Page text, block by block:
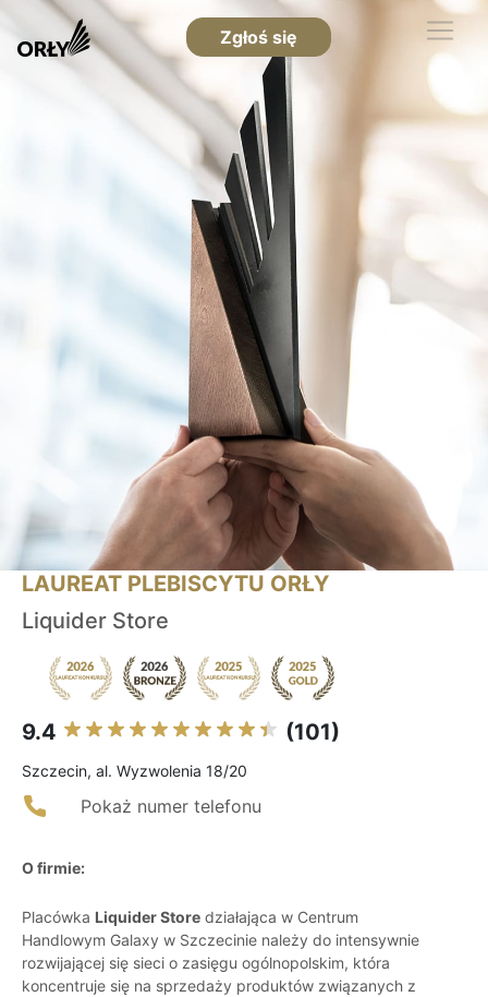
Zgłoś się
LAUREAT PLEBISCYTU ORŁY
Liquider Store
9.4 (101)
Szczecin, al. Wyzwolenia 18/20
Pokaż numer telefonu
O firmie:
Placówka Liquider Store działająca w Centrum
Handlowym Galaxy w Szczecinie należy do intensywnie
rozwijającej się sieci o zasięgu ogólnopolskim, która
koncentruje się na sprzedaży produktów związanych z